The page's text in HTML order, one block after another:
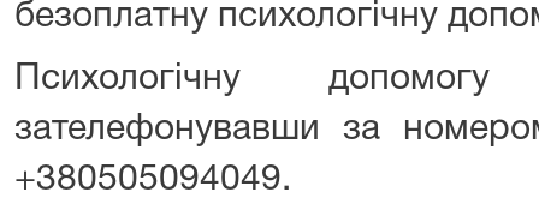
безоплатну психологічну
Психологічну
зателефонувавши за
+380505094049.